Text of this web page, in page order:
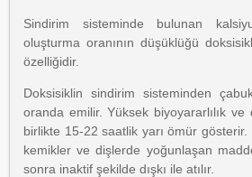
Sindirim sisteminde bulunan
oluşturma oranının düşüklüğü
özelliğidir.
Doksisiklin sindirim sisteminden
oranda emilir. Yüksek biyoyararlılık
birlikte 15-22 saatlik yarı ömür gösterir.
kemikler ve dişlerde yoğunlaşan
sonra inaktif şekilde dışkı ile atılır.